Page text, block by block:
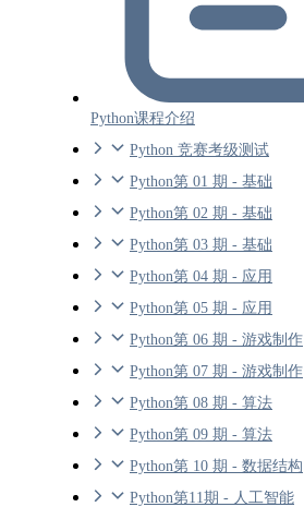
Python课程介绍
Python 竞赛考级测试
Python第 01 期 - 基础
Python第 02 期 - 基础
Python第 03 期 - 基础
Python第 04 期 - 应用
Python第 05 期 - 应用
Python第 06 期 - 游戏制作
Python第 07 期 - 游戏制作
Python第 08 期 - 算法
Python第 09 期 - 算法
Python第 10 期 - 数据结构
Python第11期 - 人工智能